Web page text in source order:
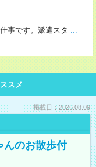
事です。派遣スタ ...
スメ
掲載日：2026.08.09
んのお散歩付